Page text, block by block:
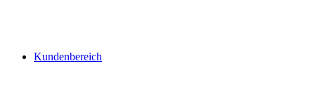
Kundenbereich